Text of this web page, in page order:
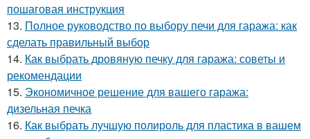
пошаговая инструкция
13. Полное руководство по выбору печи для гаража: как
сделать правильный выбор
14. Как выбрать дровяную печку для гаража: советы и
рекомендации
15. Экономичное решение для вашего гаража:
дизельная печка
16. Как выбрать лучшую полироль для пластика в вашем